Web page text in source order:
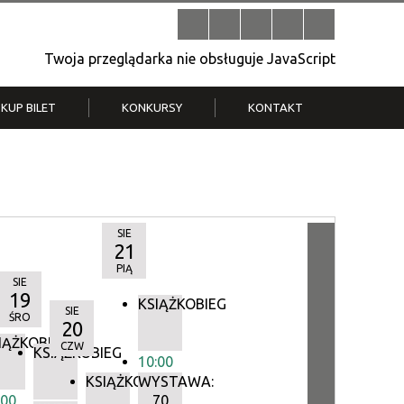
Twoja przeglądarka nie obsługuje JavaScript
KUP BILET KONKURSY KONTAKT
SIE
19
ŚRO
KSIĄŻKOBIEG
SIE
20
CZW
KSIĄŻKOBIEG
SIE
21
PIĄ
KSIĄŻKOBIEG
10:00
WYSTAWA:
70